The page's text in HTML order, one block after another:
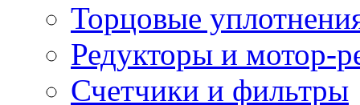
Торцовые
Редукторы и мотор-
Счетчики и фильтры